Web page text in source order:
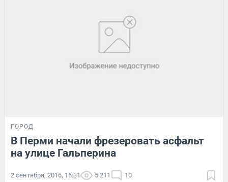
ГОРОД
В Перми начали фрезеровать асфальт
на улице Гальперина
2 сентября, 2016, 16:31 5 211 10